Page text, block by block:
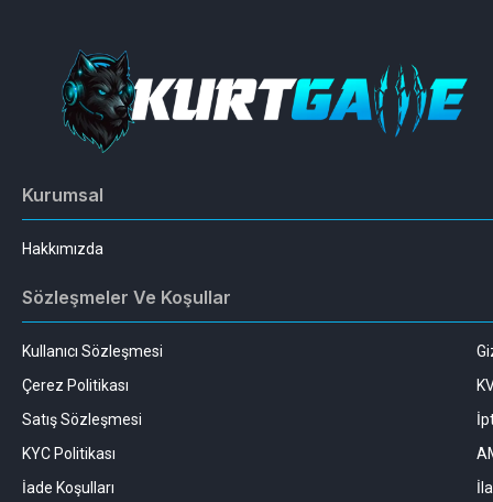
Kurumsal
Hakkımızda
Sözleşmeler Ve Koşullar
Kullanıcı Sözleşmesi
Çerez Politikası
Satış Sözleşmesi
KYC Politikası
İade Koşulları